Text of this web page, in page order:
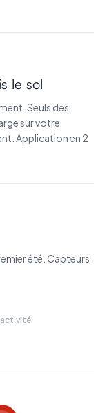
le sol
Seuls des
sur votre
Application en 2
été. Capteurs